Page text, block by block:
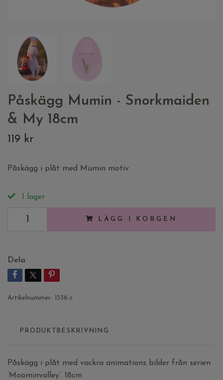
Påskägg Mumin - Snorkmaiden
& My 18cm
119 kr
Påskägg i plåt med Mumin motiv.
I lager
LÄGG I KORGEN
Dela
Artikelnummer: 1336-c
PRODUKTBESKRIVNING
Påskägg i plåt med vackra animations bilder från serien
’Moominvalley’. 18cm